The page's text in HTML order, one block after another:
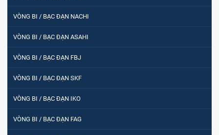
VÒNG BI / BẠC ĐẠN NACHI
VÒNG BI / BẠC ĐẠN ASAHI
VÒNG BI / BẠC ĐẠN FBJ
VÒNG BI / BẠC ĐẠN SKF
VÒNG BI / BẠC ĐẠN IKO
VÒNG BI / BẠC ĐẠN FAG
Vòng bi / Bạc đạn tròn : 698
VÒNG BI PHS20
5200
VÒNG BI / BẠC ĐẠN CHÀ TRÒN 51105